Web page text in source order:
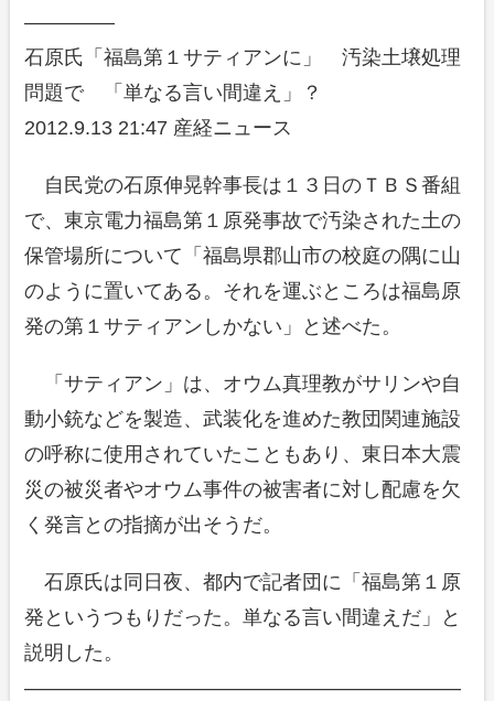
————–
石原氏「福島第１サティアンに」 汚染土壌処理
問題で 「単なる言い間違え」？
2012.9.13 21:47 産経ニュース
自民党の石原伸晃幹事長は１３日のＴＢＳ番組
で、東京電力福島第１原発事故で汚染された土の
保管場所について「福島県郡山市の校庭の隅に山
のように置いてある。それを運ぶところは福島原
発の第１サティアンしかない」と述べた。
「サティアン」は、オウム真理教がサリンや自
動小銃などを製造、武装化を進めた教団関連施設
の呼称に使用されていたこともあり、東日本大震
災の被災者やオウム事件の被害者に対し配慮を欠
く発言との指摘が出そうだ。
石原氏は同日夜、都内で記者団に「福島第１原
発というつもりだった。単なる言い間違えだ」と
説明した。
——————————————————————